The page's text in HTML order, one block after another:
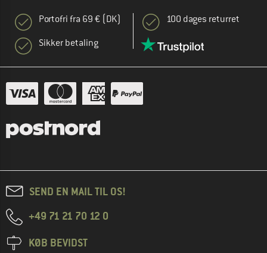
Portofri fra 69 € (DK)
Sikker betaling
100 dages returret
SEND EN MAIL TIL OS!
+49 71 21 70 12 0
KØB BEVIDST